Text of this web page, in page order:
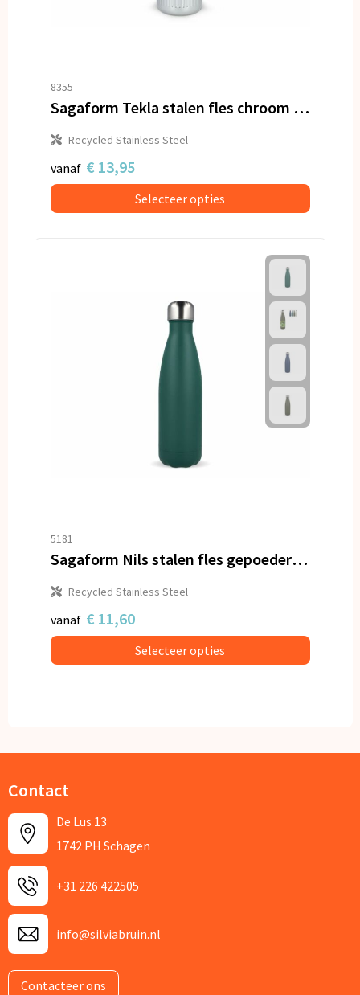
8355
Sagaform Tekla stalen fles chroom (gerecycled) 500 ml
Recycled Stainless Steel
vanaf € 13,95
Selecteer opties
5181
Sagaform Nils stalen fles gepoedercoat 500 ml
Recycled Stainless Steel
vanaf € 11,60
Selecteer opties
Contact
De Lus 13
1742 PH Schagen
+31 226 422505
info@silviabruin.nl
Contacteer ons